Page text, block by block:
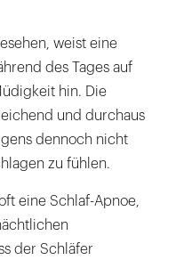
weist eine
des Tages auf
hin. Die
und durchaus
dennoch nicht
zu fühlen.
eine Schlaf-Apnoe,
der Schläfer